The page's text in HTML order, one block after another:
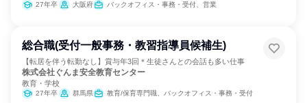
27年卒 大阪府 バックオフィス・事務・受付、営業
総合職(受付一般事務・教習指導員候補生)
【転居を伴う転勤なし】賞与年3回＊生徒さんとの会話も多い仕事
株式会社ぐんま安全教育センター
教育・学校
27年卒 群馬県 教育/保育専門職、バックオフィス・事務・受付